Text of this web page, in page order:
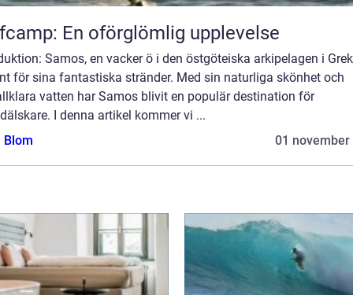
En oförglömlig upplevelse
Samos, en vacker ö i den östgöteiska arkipelagen i
för sina fantastiska stränder. Med sin naturliga skönhet och
vatten har Samos blivit en populär destination för
I denna artikel kommer vi ...
Blom
01 november